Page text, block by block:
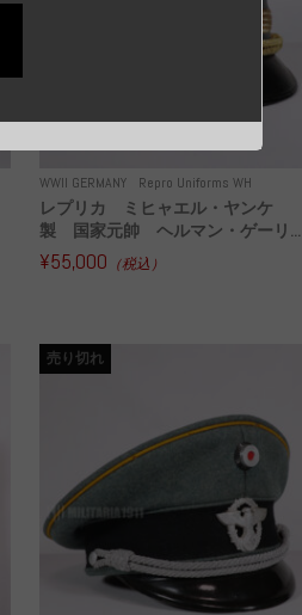
WWII GERMANY Repro Uniforms WH
レプリカ ミヒャエル・ヤンケ
製 国家元帥 ヘルマン・ゲーリ...
¥55,000 （税込）
売り切れ